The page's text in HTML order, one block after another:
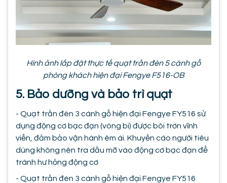
Hình ảnh lắp đặt thực tế quạt trần đèn 5 cánh gỗ
phòng khách hiện đại Fengye F516-OB
5. Bảo dưỡng và bảo trì quạt
- Quạt trần đèn 3 cánh gỗ hiện đại Fengye FY516 sử
dụng động cơ bạc đạn (vòng bi) được bôi trơn vĩnh
viễn, đảm bảo vận hành êm ái. Khuyến cáo người tiêu
dùng không nên tra dầu mỡ vào động cơ bạc đạn để
tránh hư hỏng động cơ
- Quạt trần đèn 3 cánh gỗ hiện đại Fengye FY516